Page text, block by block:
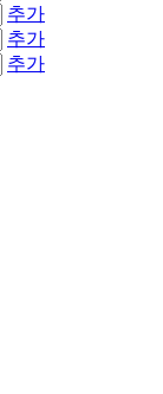
추가
추가
추가